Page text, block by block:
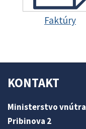
Faktúry
KONTAKT
Ministerstvo vnútra
Pribinova 2